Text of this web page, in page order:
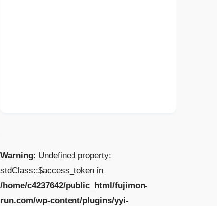
Warning: Undefined property:
stdClass::$access_token in
/home/c4237642/public_html/fujimon-
run.com/wp-content/plugins/yyi-